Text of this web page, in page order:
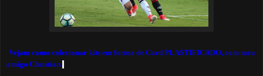
Vejam como colecionar kits em forma de Card PLASTIFICADO, com meu
amigo Christian.